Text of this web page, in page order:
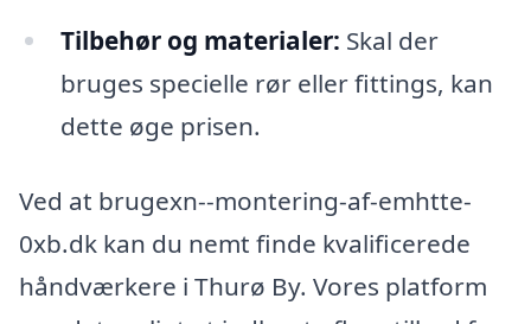
Tilbehør og materialer: Skal der
bruges specielle rør eller fittings, kan
dette øge prisen.
Ved at brugexn--montering-af-emhtte-
0xb.dk kan du nemt finde kvalificerede
håndværkere i Thurø By. Vores platform